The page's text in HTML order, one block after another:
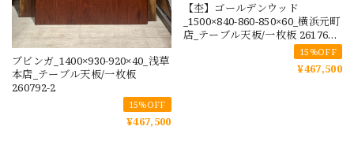
ブビンガ_1400×930-920×40_浅草
本店_テーブル天板/一枚板
260792-2
15%OFF
¥467,500
【杢】ゴールデンウッド
_1500×840-860-850×60_横浜元町
店_テーブル天板/一枚板 261760-
15%OFF
¥467,500